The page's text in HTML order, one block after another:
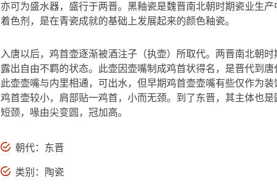
亦可为盛水器，盛行于两晋。黑釉瓷是魏晋南北朝时期瓷业生
着色剂，是在青瓷成就的基础上发展起来的颜色釉瓷。
入唐以后，鸡首壶逐渐被酒注子（执壶）所取代。两晋南北朝
露出自由不羁的状态。此壶因壶嘴制成鸡首状得名，是晋代到唐
此壶壶嘴与内里相通，可出水，但早期鸡首壶壶嘴有些仅作为
鸡首壶较小，肩部贴一鸡首，小而无颈。到了东晋，其主体也
短颈，喙由尖变圆，冠加高。
朝代：东晋
类别：陶瓷